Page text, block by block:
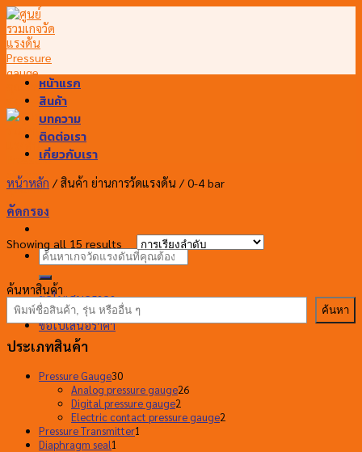
Skip
to
content
ค้นหา:
ขอใบเสนอราคา
ขอใบเสนอราคา
หน้าแรก
สินค้า
บทความ
ติดต่อเรา
เกี่ยวกับเรา
หน้าหลัก / สินค้า ย่านการวัดแรงดัน / 0-4 bar
คัดกรอง
Showing all 15 results
ค้นหาสินค้า
ค้นหา
ประเภทสินค้า
Pressure Gauge3030
สินค้า
Analog pressure gauge2626
Digital pressure gauge2
สินค้า
Electric contact pressure gauge2
Pressure Transmitter1
Diaphragm seal1